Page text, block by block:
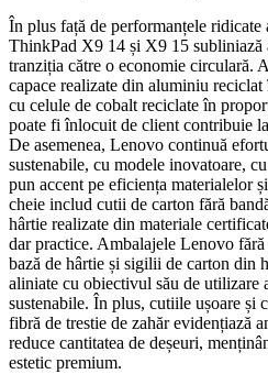
În plus față de performanțele ridicate
ThinkPad X9 14 și X9 15 subliniază
tranziția către o economie circulară.
capace realizate din aluminiu
cu celule de cobalt reciclate în
poate fi înlocuit de client contribuie
De asemenea, Lenovo continuă
sustenabile, cu modele inovatoare,
pun accent pe eficiența materialelor
cheie includ cutii de carton fără
hârtie realizate din materiale
dar practice. Ambalajele Lenovo
bază de hârtie și sigilii de carton din
aliniate cu obiectivul său de utilizare
sustenabile. În plus, cutiile ușoare și
fibră de trestie de zahăr evidențiază
reduce cantitatea de deșeuri,
estetic premium.